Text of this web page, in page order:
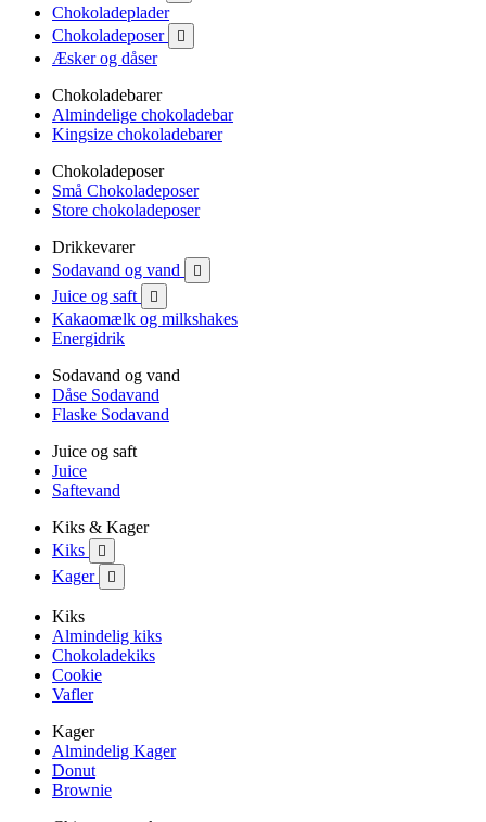
Chokoladeplader
Chokoladeposer

Æsker og dåser
Chokoladebarer
Almindelige chokoladebar
Kingsize chokoladebarer
Chokoladeposer
Små Chokoladeposer
Store chokoladeposer
Drikkevarer
Sodavand og vand

Juice og saft 
Kakaomælk og milkshakes
Energidrik
Sodavand og vand
Dåse Sodavand
Flaske Sodavand
Juice og saft
Juice
Saftevand
Kiks & Kager
Kiks

Kager 
Kiks
Almindelig kiks
Chokoladekiks
Cookie
Vafler
Kager
Almindelig Kager
Donut
Brownie